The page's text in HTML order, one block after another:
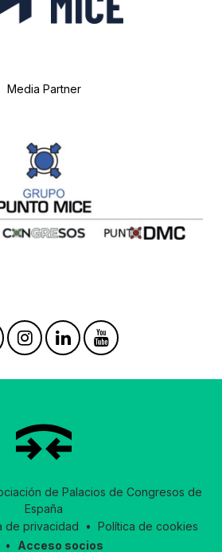
Media Partner
de Palacios de Congresos de
España
de privacidad • Política de cookies
• Acceso socios